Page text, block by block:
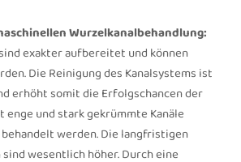
Wurzelkanalbehandlung:
exakter aufbereitet und können
Die Reinigung des Kanalsystems ist
erhöht somit die Erfolgschancen der
enge und stark gekrümmte Kanäle
werden. Die langfristigen
wesentlich höher. Durch eine